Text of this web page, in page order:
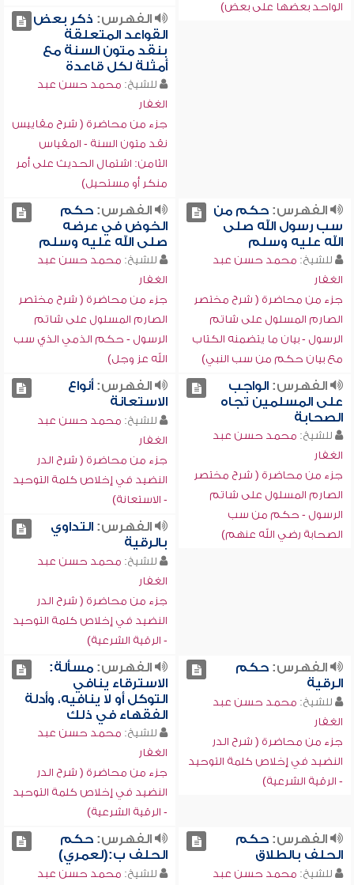
الواحد بعضها على بعض)
الفهرس: ذكر بعض
القواعد المتعلقة
بنقد متون السنة مع
أمثلة لكل قاعدة
للشيخ: محمد حسن عبد
الغفار
جزء من محاضرة ( شرح مقاييس
نقد متون السنة - المقياس
الثامن: اشتمال الحديث على أمر
منكر أو مستحيل)
الفهرس:حكم من
سب رسول الله صلى
الله عليه وسلم
للشيخ: محمد حسن عبد
الغفار
جزء من محاضرة ( شرح مختصر
الصارم المسلول على شاتم
الرسول - بيان ما يتضمنه الكتاب
مع بيان حكم من سب النبي)
الفهرس:حكم
الخوض في عرضه
صلى الله عليه وسلم
للشيخ: محمد حسن عبد
الغفار
جزء من محاضرة ( شرح مختصر
الصارم المسلول على شاتم
الرسول - حكم الذمي الذي سب
الله عز وجل)
الفهرس:الواجب
على المسلمين تجاه
الصحابة
للشيخ: محمد حسن عبد
الغفار
جزء من محاضرة ( شرح مختصر
الصارم المسلول على شاتم
الرسول - حكم من سب
الصحابة رضي الله عنهم)
الفهرس:أنواع
الاستعانة
للشيخ: محمد حسن عبد
الغفار
جزء من محاضرة ( شرح الدر
النضيد في إخلاص كلمة التوحيد
- الاستعانة)
الفهرس:التداوي
بالرقية
للشيخ: محمد حسن عبد
الغفار
جزء من محاضرة ( شرح الدر
النضيد في إخلاص كلمة التوحيد
- الرقية الشرعية)
الفهرس:حكم
الرقية
للشيخ: محمد حسن عبد
الغفار
جزء من محاضرة ( شرح الدر
النضيد في إخلاص كلمة التوحيد
- الرقية الشرعية)
الفهرس:مسألة:
الاسترقاء ينافي
التوكل أو لا ينافيه، وأدلة
الفقهاء في ذلك
للشيخ: محمد حسن عبد
الغفار
جزء من محاضرة ( شرح الدر
النضيد في إخلاص كلمة التوحيد
- الرقية الشرعية)
الفهرس:حكم
الحلف بالطلاق
للشيخ: محمد حسن عبد
الفهرس:حكم
الحلف ب:(لعمري)
للشيخ: محمد حسن عبد